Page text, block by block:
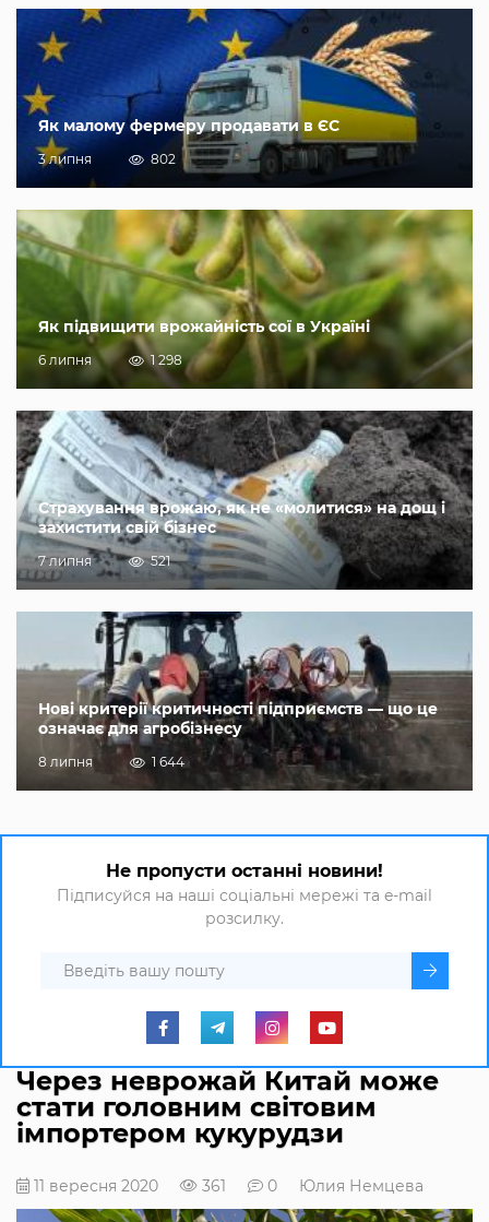
Як малому фермеру продавати в ЄС
3 липня 802
Як підвищити врожайність сої в Україні
6 липня 1 298
Страхування врожаю, як не «молитися» на дощ і
захистити свій бізнес
7 липня 521
Нові критерії критичності підприємств — що це
означає для агробізнесу
8 липня 1 644
Не пропусти останні новини!
Підписуйся на наші соціальні мережі та e-mail
розсилку.
Через неврожай Китай може
стати головним світовим
імпортером кукурудзи
11 вересня 2020 361 0 Юлия Немцева